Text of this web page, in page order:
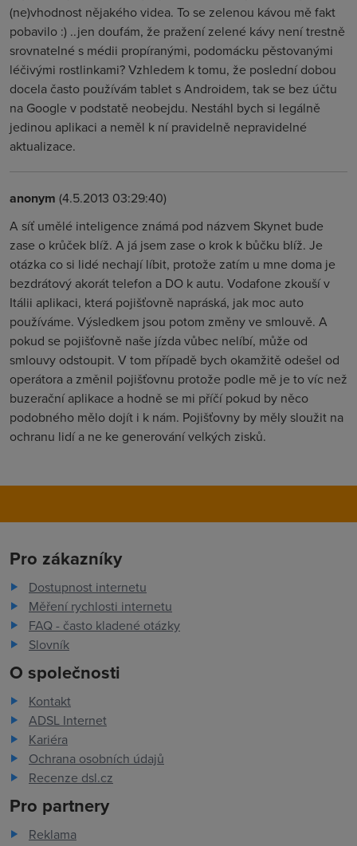
(ne)vhodnost nějakého videa. To se zelenou kávou mě fakt
pobavilo :) ..jen doufám, že pražení zelené kávy není trestně
srovnatelné s médii propíranými, podomácku pěstovanými
léčivými rostlinkami? Vzhledem k tomu, že poslední dobou
docela často používám tablet s Androidem, tak se bez účtu
na Google v podstatě neobejdu. Nestáhl bych si legálně
jedinou aplikaci a neměl k ní pravidelně nepravidelné
aktualizace.
anonym (4.5.2013 03:29:40)
A síť umělé inteligence známá pod názvem Skynet bude
zase o krůček blíž. A já jsem zase o krok k bůčku blíž. Je
otázka co si lidé nechají líbit, protože zatím u mne doma je
bezdrátový akorát telefon a DO k autu. Vodafone zkouší v
Itálii aplikaci, která pojišťovně napráská, jak moc auto
používáme. Výsledkem jsou potom změny ve smlouvě. A
pokud se pojišťovně naše jízda vůbec nelíbí, může od
smlouvy odstoupit. V tom případě bych okamžitě odešel od
operátora a změnil pojišťovnu protože podle mě je to víc než
buzerační aplikace a hodně se mi příčí pokud by něco
podobného mělo dojít i k nám. Pojišťovny by měly sloužit na
ochranu lidí a ne ke generování velkých zisků.
Pro zákazníky
Dostupnost internetu
Měření rychlosti internetu
FAQ - často kladené otázky
Slovník
O společnosti
Kontakt
ADSL Internet
Kariéra
Ochrana osobních údajů
Recenze dsl.cz
Pro partnery
Reklama